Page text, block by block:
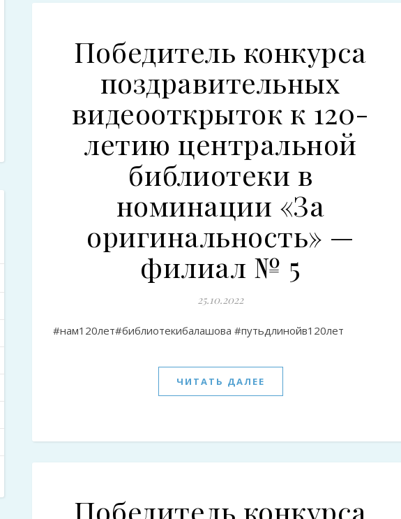
Победитель конкурса
поздравительных
видеооткрыток к 120-
летию центральной
библиотеки в
номинации «За
оригинальность» —
филиал № 5
25.10.2022
#нам120лет#библиотекибалашова #путьдлинойв120лет
ЧИТАТЬ ДАЛЕЕ
Победитель конкурса